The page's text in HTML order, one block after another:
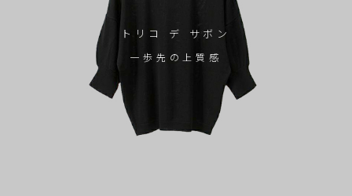
トリコ デ サボン
一歩先の上質感